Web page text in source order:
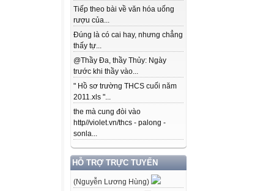
Tiếp theo bài về văn hóa uống
rượu của...
Đúng là có cai hay, nhưng chẳng
thấy tự...
@Thầy Đa, thầy Thủy: Ngày
trước khi thầy vào...
" Hồ sơ trường THCS cuối năm
2011.xls "...
the mà cung đòi vào
http//violet.vn/thcs - palong -
sonla...
HỖ TRỢ TRỰC TUYẾN
(Nguyễn Lương Hùng)